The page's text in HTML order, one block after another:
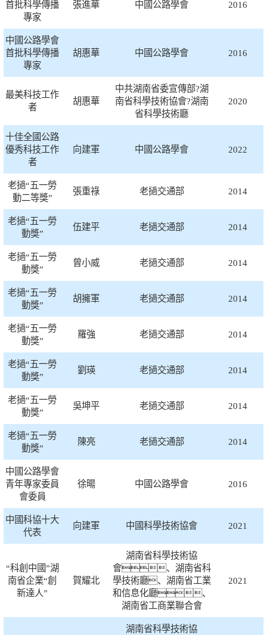
首批科學傳播
專家
張進華 中國公路學會 2016
中國公路學會
首批科學傳播
專家
胡惠華 中國公路學會 2016
最美科技工作
者
胡惠華
中共湖南省委宣傳部?湖
南省科學技術協會?湖南
省科學技術廳
2020
十佳全國公路
優秀科技工作
者
向建軍 中國公路學會 2022
老撾“五一勞
動二等獎”
張重祿 老撾交通部 2014
老撾“五一勞
動獎”
伍建平 老撾交通部 2014
老撾“五一勞
動獎”
曾小威 老撾交通部 2014
老撾“五一勞
動獎”
胡擁軍 老撾交通部 2014
老撾“五一勞
動獎”
羅強 老撾交通部 2014
老撾“五一勞
動獎”
劉瑛 老撾交通部 2014
老撾“五一勞
動獎”
吳坤平 老撾交通部 2014
老撾“五一勞
動獎”
陳亮 老撾交通部 2014
中國公路學會
青年專家委員
會委員
徐暘 中國公路學會 2016
中國科協十大
代表
向建軍 中國科學技術協會 2021
“科創中國”湖
南省企業“創
新達人”
賀耀北
湖南省科學技術協
會、湖南省科
學技術廳、湖南省工業
和信息化廳、
湖南省工商業聯合會
2021
湖南省科學技術協